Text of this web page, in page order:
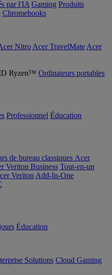
par l'IA Gaming Produits
Chromebooks
Nitro Acer TravelMate Acer
Ordinateurs portables
Professionnel Éducation
de bureau classiques Acer
Veriton Business Tout-en-un
Veriton Add-In-One
Éducation
Solutions Cloud Gaming